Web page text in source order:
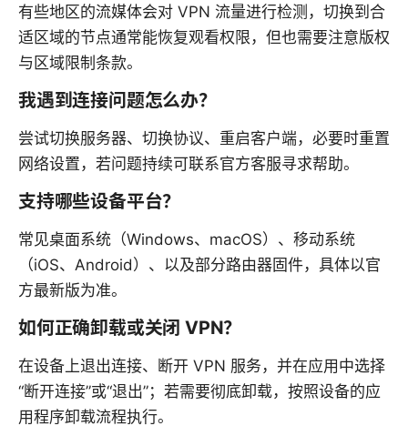
有些地区的流媒体会对 VPN 流量进行检测，切换到合
适区域的节点通常能恢复观看权限，但也需要注意版权
与区域限制条款。
我遇到连接问题怎么办？
尝试切换服务器、切换协议、重启客户端，必要时重置
网络设置，若问题持续可联系官方客服寻求帮助。
支持哪些设备平台？
常见桌面系统（Windows、macOS）、移动系统
（iOS、Android）、以及部分路由器固件，具体以官
方最新版为准。
如何正确卸载或关闭 VPN？
在设备上退出连接、断开 VPN 服务，并在应用中选择
“断开连接”或“退出”；若需要彻底卸载，按照设备的应
用程序卸载流程执行。